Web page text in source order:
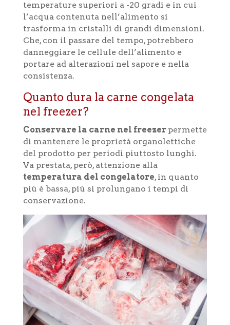
temperature superiori a -20 gradi e in cui
l’acqua contenuta nell’alimento si
trasforma in cristalli di grandi dimensioni.
Che, con il passare del tempo, potrebbero
danneggiare le cellule dell’alimento e
portare ad alterazioni nel sapore e nella
consistenza.
Quanto dura la carne congelata
nel freezer?
Conservare la carne nel freezer permette
di mantenere le proprietà organolettiche
del prodotto per periodi piuttosto lunghi.
Va prestata, però, attenzione alla
temperatura del congelatore, in quanto
più è bassa, più si prolungano i tempi di
conservazione.